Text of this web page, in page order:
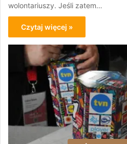
wolontariuszy. Jeśli zatem…
Czytaj więcej »